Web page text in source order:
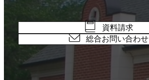
資料請求
総合お問い合わせ